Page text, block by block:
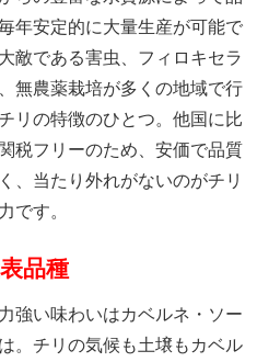
年安定的に大量生産が可能で
敵である害虫、フィロキセラ
無農薬栽培が多くの地域で行
リの特徴のひとつ。他国に比
税フリーのため、安価で品質
、当たり外れがないのがチリ
です。
品種
強い味わいはカベルネ・ソー
。チリの気候も土壌もカベル